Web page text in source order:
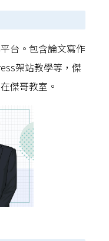
台。包含論文寫作
架站教學等，傑
傑哥教室。